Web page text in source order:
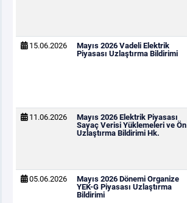
15.06.2026
Mayıs 2026 Vadeli Elektrik
Piyasası Uzlaştırma Bildirimi
11.06.2026
Mayıs 2026 Elektrik Piyasası
Sayaç Verisi Yüklemeleri ve Ön
Uzlaştırma Bildirimi Hk.
05.06.2026
Mayıs 2026 Dönemi Organize
YEK-G Piyasası Uzlaştırma
Bildirimi